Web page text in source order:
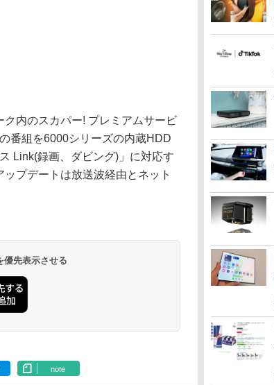
内のスカパー! プレミアムサービ
番組を6000シリーズの内蔵HDD
Link(録画、ダビング)」に対応す
プデートは放送波経由とネット
先表示させる
note